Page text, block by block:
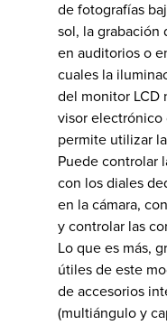
de fotografías
sol, la grabación
en auditorios o
cuales la
del monitor LCD
visor electrónico
permite utilizar
Puede controlar
con los diales
en la cámara,
y controlar las
Lo que es más,
útiles de este
de accesorios
(multiángulo y